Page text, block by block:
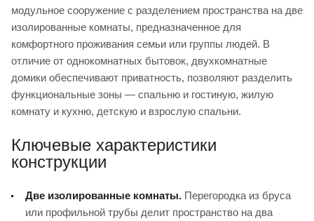
модульное сооружение с разделением пространства на две
изолированные комнаты, предназначенное для
комфортного проживания семьи или группы людей. В
отличие от однокомнатных бытовок, двухкомнатные
домики обеспечивают приватность, позволяют разделить
функциональные зоны — спальню и гостиную, жилую
комнату и кухню, детскую и взрослую спальни.
Ключевые характеристики
конструкции
Две изолированные комнаты. Перегородка из бруса
или профильной трубы делит пространство на два